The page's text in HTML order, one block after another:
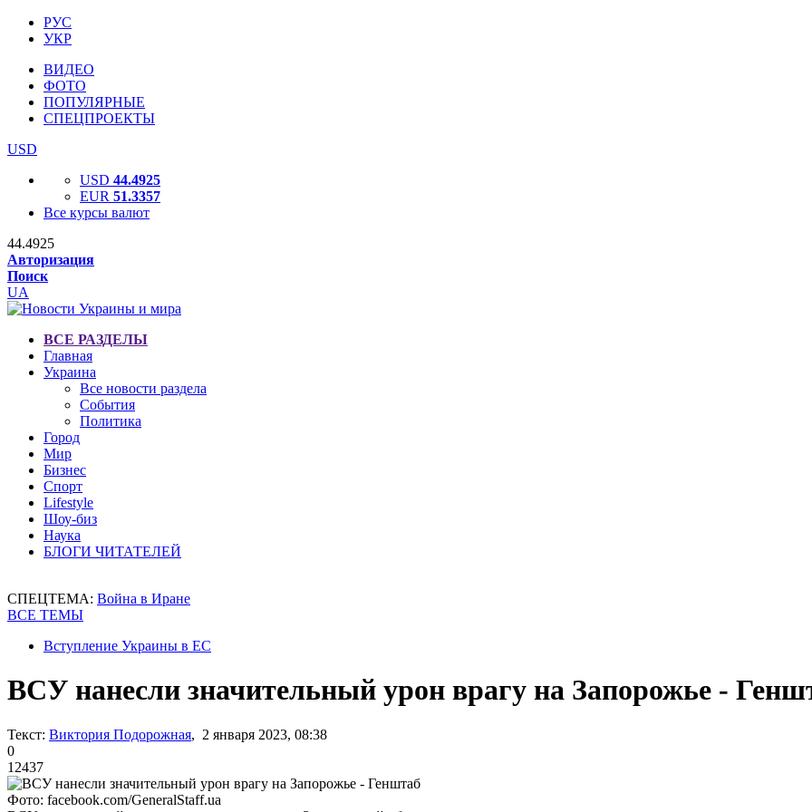
РУС
УКР
ВИДЕО
ФОТО
ПОПУЛЯРНЫЕ
СПЕЦПРОЕКТЫ
USD
USD 44.4925
EUR 51.3357
Все курсы валют
44.4925
Авторизация
Поиск
UA
ВСЕ РАЗДЕЛЫ
Главная
Украина
Все новости раздела
События
Политика
Город
Мир
Бизнес
Спорт
Lifestyle
Шоу-биз
Наука
БЛОГИ ЧИТАТЕЛЕЙ
СПЕЦТЕМА: Война в Иране
ВСЕ ТЕМЫ
Вступление Украины в ЕС
ВСУ нанесли значительный урон врагу на Запорожье -
Текст: Виктория Подорожная, 2 января 2023, 08:38
0
12437
Фото: facebook.com/GeneralStaff.ua